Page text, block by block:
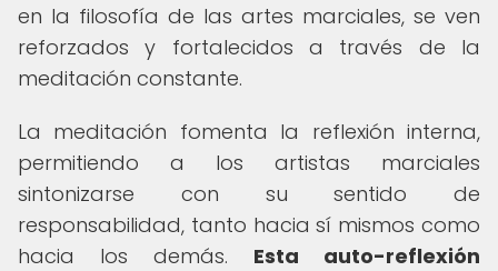
en la filosofía de las artes marciales, se ven
reforzados y fortalecidos a través de la
meditación constante.
La meditación fomenta la reflexión interna,
permitiendo a los artistas marciales
sintonizarse con su sentido de
responsabilidad, tanto hacia sí mismos como
hacia los demás. Esta auto-reflexión